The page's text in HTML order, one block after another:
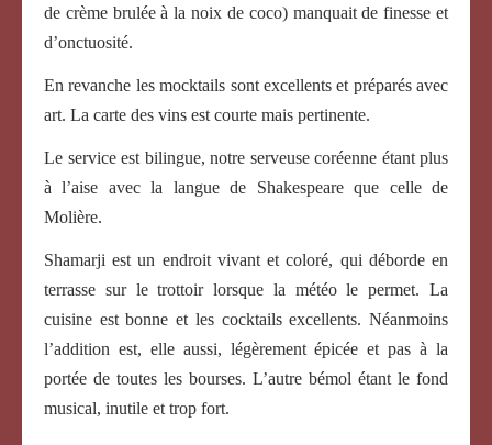
de crème brulée à la noix de coco) manquait de finesse et
d’onctuosité.
En revanche les mocktails sont excellents et préparés avec
art. La carte des vins est courte mais pertinente.
Le service est bilingue, notre serveuse coréenne étant plus
à l’aise avec la langue de Shakespeare que celle de
Molière.
Shamarji est un endroit vivant et coloré, qui déborde en
terrasse sur le trottoir lorsque la météo le permet. La
cuisine est bonne et les cocktails excellents. Néanmoins
l’addition est, elle aussi, légèrement épicée et pas à la
portée de toutes les bourses. L’autre bémol étant le fond
musical, inutile et trop fort.